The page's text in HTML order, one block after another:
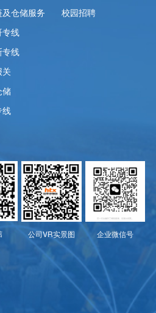
仓储服务
专线
专线
关
储
线
校园招聘
公司VR实景图 企业微信号